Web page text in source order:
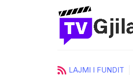
LAJMI I FUNDIT